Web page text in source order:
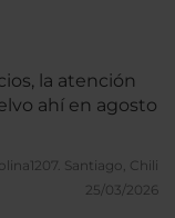
la atención
ahí en agosto
Santiago, Chili
25/03/2026